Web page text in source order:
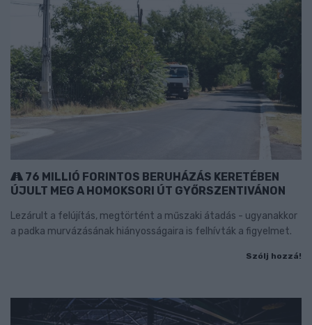
76 MILLIÓ FORINTOS BERUHÁZÁS KERETÉBEN
ÚJULT MEG A HOMOKSORI ÚT GYŐRSZENTIVÁNON
Lezárult a felújítás, megtörtént a műszaki átadás - ugyanakkor
a padka murvázásának hiányosságaira is felhívták a figyelmet.
Szólj hozzá!